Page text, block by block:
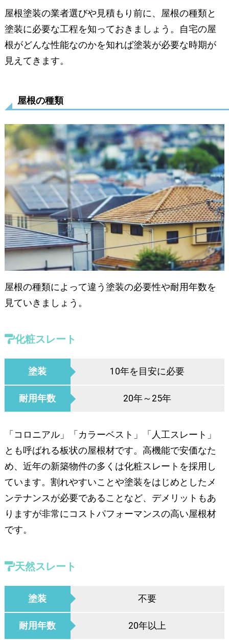
1-2．日数はどのぐらいかかる？
2-2．注意点とポイント
屋根塗装の業者選びや見積もり前に、屋根の種類と
塗装に必要な工程を知っておきましょう。自宅の屋
根がどんな性能なのかを知れば塗装が必要な時期が
見えてきます。
屋根の種類
屋根の種類によって違う塗装の必要性や耐用年数を
見ていきましょう。
化粧スレート
塗装 10年を目安に必要
耐用年数 20年～25年
「コロニアル」「カラーベスト」「人工スレート」
とも呼ばれる板状の屋根材です。高機能で安価なた
め、近年の新築物件の多くは化粧スレートを採用し
ています。割れやすいことや塗装をはじめとしたメ
ンテナンスが必要であることなど、デメリットもあ
りますが非常にコストパフォーマンスの高い屋根材
です。
天然スレート
塗装 不要
耐用年数 20年以上